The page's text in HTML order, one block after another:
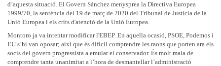
d’aquesta situació. El Govern Sánchez menysprea la Directiva Europea
1999/70, la sentència del 19 de març de 2020 del Tribunal de Justícia de la
Unió Europea i els crits d'atenció de la Unió Europea.
Montoro ja va intentar modificar l'EBEP. En aquella ocasió, PSOE, Podemos i
EU s’hi van oposar; així que és difícil comprendre les raons que porten ara els
socis del govern progressista a emular el conservador. És molt mala de
comprendre tanta unanimitat a l’hora de desmantellar l’administració